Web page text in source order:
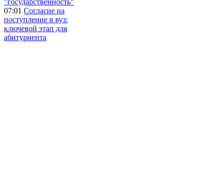
07:01 Согласие на
поступление в вуз:
ключевой этап для
абитуриента